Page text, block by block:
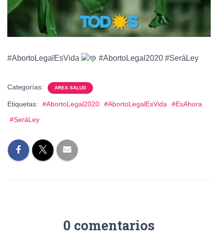
#AbortoLegalEsVida #AbortoLegal2020 #SeráLey
Categorías: AREA SALUD
Etiquetas: #AbortoLegal2020 #AbortoLegalEsVida
#EsAhora
#SeráLey
0 comentarios